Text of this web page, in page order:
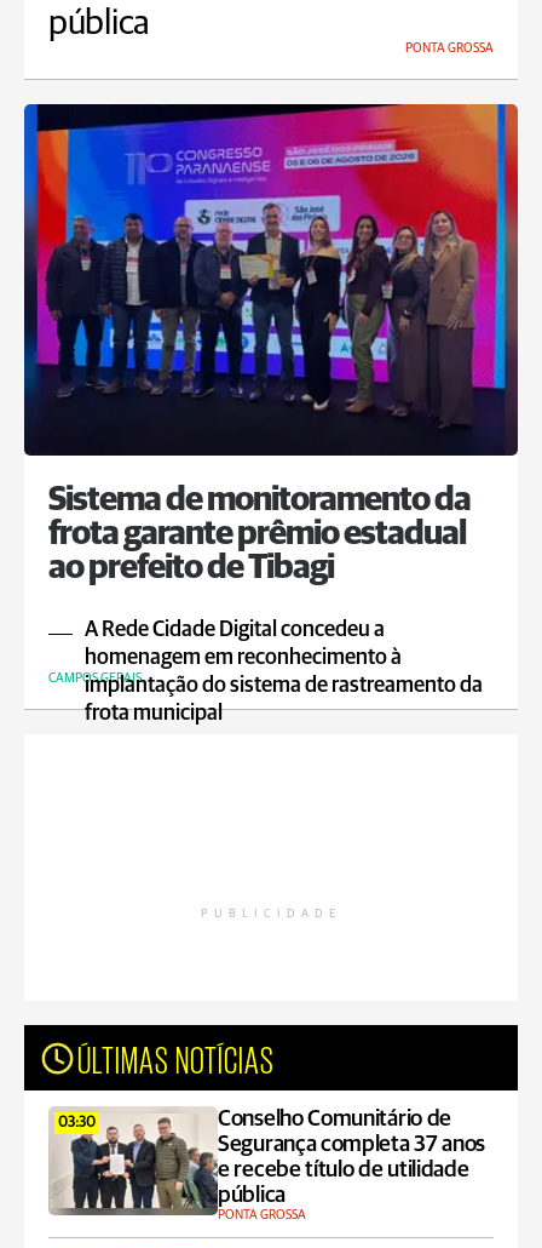
pública
PONTA GROSSA
Sistema de monitoramento da
frota garante prêmio estadual
ao prefeito de Tibagi
A Rede Cidade Digital concedeu a
homenagem em reconhecimento à
implantação do sistema de rastreamento da
frota municipal
CAMPOS GERAIS
PUBLICIDADE
ÚLTIMAS NOTÍCIAS
03:30
Conselho Comunitário de
Segurança completa 37 anos
e recebe título de utilidade
pública
PONTA GROSSA